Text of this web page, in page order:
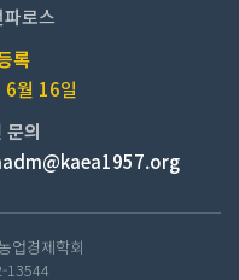
로스
록
월 16일
문의
업경제학회
13544